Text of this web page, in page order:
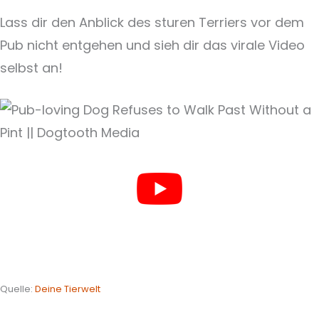
Lass dir den Anblick des sturen Terriers vor dem
Pub nicht entgehen und sieh dir das virale Video
selbst an!
Quelle: Deine Tierwelt